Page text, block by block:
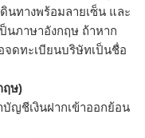
นทางพร้อมลายเซ็น และ
นภาษาอังกฤษ ถ้าหาก
จดทะเบียนบริษัทเป็นชื่อ
ฤษ)
บัญชีเงินฝากเข้าออกย้อน